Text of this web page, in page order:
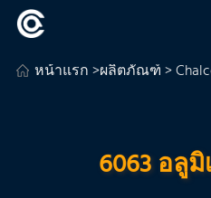
หน้าแรก>ผลิตภัณฑ์>
6063 อลู